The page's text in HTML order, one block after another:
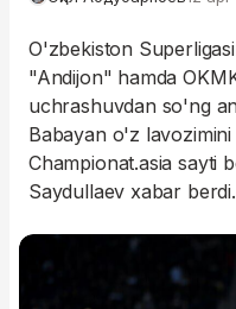
O'zbekiston
"Andijon" hamda
uchrashuvdan so'ng
Babayan o'z
Championat.asia sayti
Saydullaev xabar berdi.